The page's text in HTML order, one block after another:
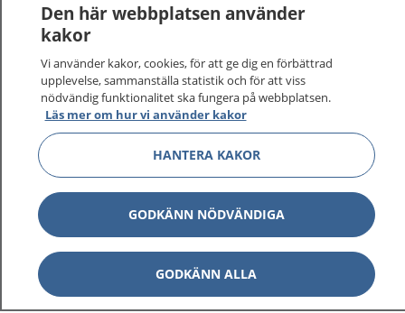
På 1177.se får du råd om hälsa och information om
Logga in för att läsa din journal och göra dina
vårdärenden. Ring telefonnummer 1177 för
sjukvårdsrådgivning dygnet runt.
1177 ger dig råd när du vill må bättre.
1177 på flera språk Visa
Om 1177 Visa
Den här webbplatsen använder
kakor
Vi använder kakor, cookies, för att ge dig en förbättrad
upplevelse, sammanställa statistik och för att viss
nödvändig funktionalitet ska fungera på webbplatsen.
Läs mer om hur vi använder kakor
HANTERA KAKOR
GODKÄNN NÖDVÄNDIGA
GODKÄNN ALLA